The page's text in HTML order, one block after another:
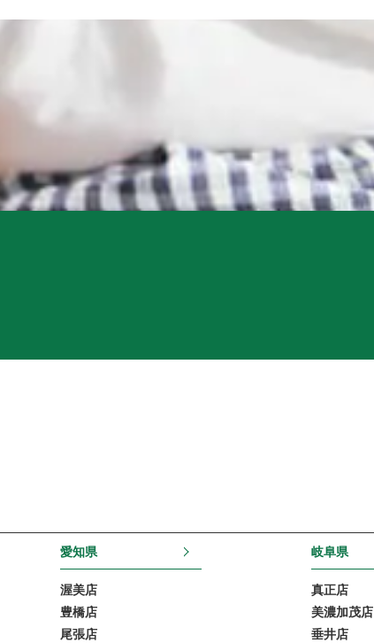
愛知県
渥美店
豊橋店
尾張店
岐阜県
真正店
美濃加茂店
垂井店